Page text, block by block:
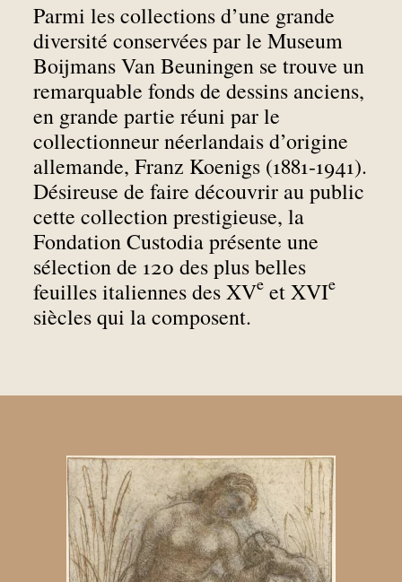
Parmi les collections d’une grande
diversité conservées par le Museum
Boijmans Van Beuningen se trouve un
remarquable fonds de dessins anciens,
en grande partie réuni par le
collectionneur néerlandais d’origine
allemande, Franz Koenigs (1881-1941).
Désireuse de faire découvrir au public
cette collection prestigieuse, la
Fondation Custodia présente une
sélection de 120 des plus belles
feuilles italiennes des XVeet XVIe
siècles qui la composent.